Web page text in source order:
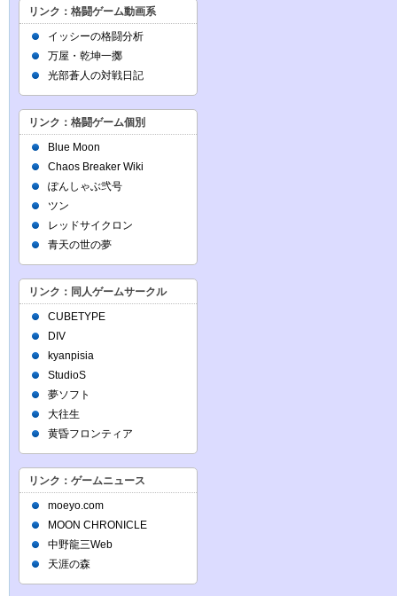
リンク：格闘ゲーム動画系
イッシーの格闘分析
万屋・乾坤一擲
光部蒼人の対戦日記
リンク：格闘ゲーム個別
Blue Moon
Chaos Breaker Wiki
ぽんしゃぶ弐号
ツン
レッドサイクロン
青天の世の夢
リンク：同人ゲームサークル
CUBETYPE
DIV
kyanpisia
StudioS
夢ソフト
大往生
黄昏フロンティア
リンク：ゲームニュース
moeyo.com
MOON CHRONICLE
中野龍三Web
天涯の森